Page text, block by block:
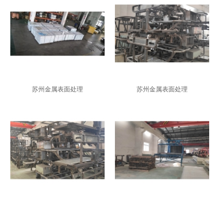
苏州金属表面处理 苏州金属表面处理